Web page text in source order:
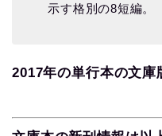
示す格別の8短編。
2017年の単行本の文庫